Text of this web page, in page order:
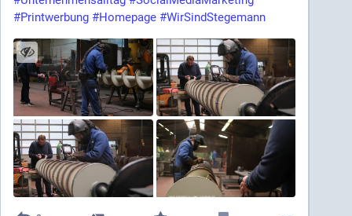
#Printwerbung #Homepage #WirSindStegemann